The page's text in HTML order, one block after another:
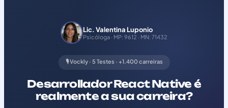
Lic. Valentina Luponio
Psicóloga · MP: 9612 · MN: 71432
🎙️ Vockly · 5 Testes · +1.400 carreiras
Desarrollador React Native é
realmente a sua carreira?